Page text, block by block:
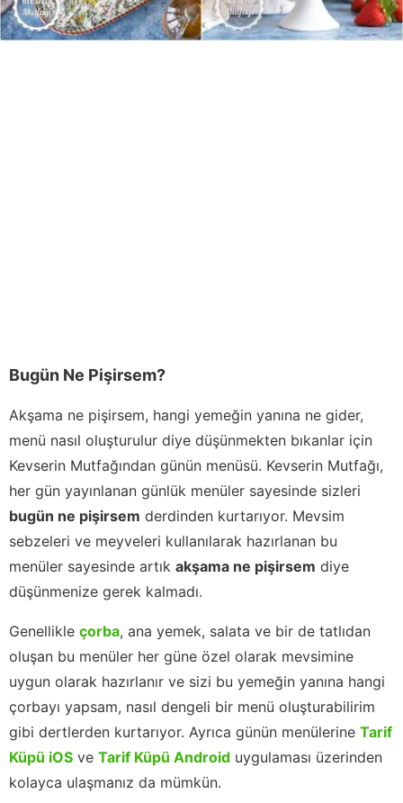
Bugün Ne Pişirsem?
Akşama ne pişirsem, hangi yemeğin yanına ne gider,
menü nasıl oluşturulur diye düşünmekten bıkanlar için
Kevserin Mutfağından günün menüsü. Kevserin Mutfağı,
her gün yayınlanan günlük menüler sayesinde sizleri
bugün ne pişirsem derdinden kurtarıyor. Mevsim
sebzeleri ve meyveleri kullanılarak hazırlanan bu
menüler sayesinde artık akşama ne pişirsem diye
düşünmenize gerek kalmadı.
Genellikle çorba, ana yemek, salata ve bir de tatlıdan
oluşan bu menüler her güne özel olarak mevsimine
uygun olarak hazırlanır ve sizi bu yemeğin yanına hangi
çorbayı yapsam, nasıl dengeli bir menü oluşturabilirim
gibi dertlerden kurtarıyor. Ayrıca günün menülerine Tarif
Küpü iOS ve Tarif Küpü Android uygulaması üzerinden
kolayca ulaşmanız da mümkün.